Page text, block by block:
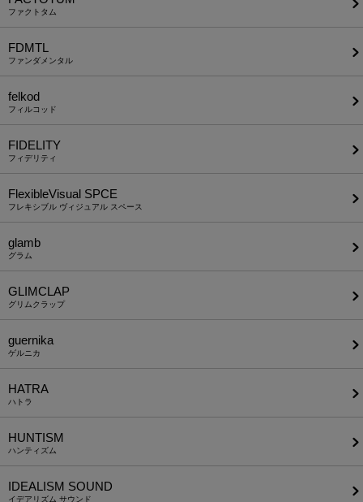
ファクトタム
FDMTL
ファンダメンタル
felkod
フィルコッド
FIDELITY
フィデリティ
FlexibleVisual SPCE
フレキシブル ヴィジュアル スペース
glamb
グラム
GLIMCLAP
グリムクラップ
guernika
ゲルニカ
HATRA
ハトラ
HUNTISM
ハンティズム
IDEALISM SOUND
イデアリズム サウンド